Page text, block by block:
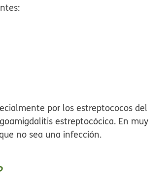
por los estreptococos del
estreptocócica. En muy
no sea una infección.